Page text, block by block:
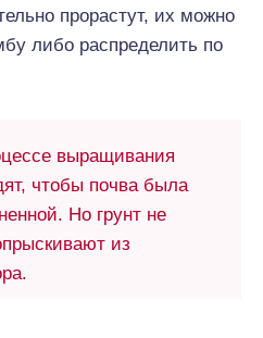
прорастут, их можно
либо распределить по
выращивания
чтобы почва была
Но грунт не
из